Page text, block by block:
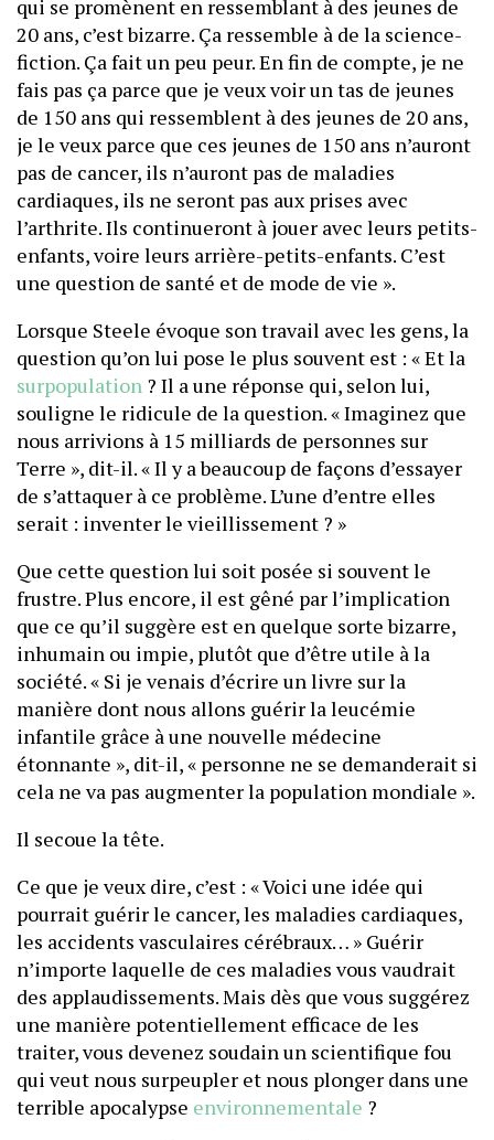
qui se promènent en ressemblant à des jeunes de
20 ans, c’est bizarre. Ça ressemble à de la science-
fiction. Ça fait un peu peur. En fin de compte, je ne
fais pas ça parce que je veux voir un tas de jeunes
de 150 ans qui ressemblent à des jeunes de 20 ans,
je le veux parce que ces jeunes de 150 ans n’auront
pas de cancer, ils n’auront pas de maladies
cardiaques, ils ne seront pas aux prises avec
l’arthrite. Ils continueront à jouer avec leurs petits-
enfants, voire leurs arrière-petits-enfants. C’est
une question de santé et de mode de vie ».
Lorsque Steele évoque son travail avec les gens, la
question qu’on lui pose le plus souvent est : « Et la
surpopulation ? Il a une réponse qui, selon lui,
souligne le ridicule de la question. « Imaginez que
nous arrivions à 15 milliards de personnes sur
Terre », dit-il. « Il y a beaucoup de façons d’essayer
de s’attaquer à ce problème. L’une d’entre elles
serait : inventer le vieillissement ? »
Que cette question lui soit posée si souvent le
frustre. Plus encore, il est gêné par l’implication
que ce qu’il suggère est en quelque sorte bizarre,
inhumain ou impie, plutôt que d’être utile à la
société. « Si je venais d’écrire un livre sur la
manière dont nous allons guérir la leucémie
infantile grâce à une nouvelle médecine
étonnante », dit-il, « personne ne se demanderait si
cela ne va pas augmenter la population mondiale ».
Il secoue la tête.
Ce que je veux dire, c’est : « Voici une idée qui
pourrait guérir le cancer, les maladies cardiaques,
les accidents vasculaires cérébraux… » Guérir
n’importe laquelle de ces maladies vous vaudrait
des applaudissements. Mais dès que vous suggérez
une manière potentiellement efficace de les
traiter, vous devenez soudain un scientifique fou
qui veut nous surpeupler et nous plonger dans une
terrible apocalypse environnementale ?